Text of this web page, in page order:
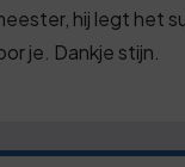
hij legt het
je. Dankje stijn.